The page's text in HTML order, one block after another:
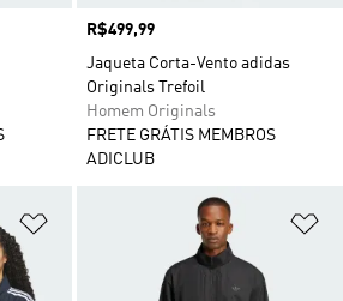
Preço
R$499,99
Jaqueta Corta-Vento adidas
Originals Trefoil
Homem Originals
FRETE GRÁTIS MEMBROS
ADICLUB
Adicionar à Lista de Desejos